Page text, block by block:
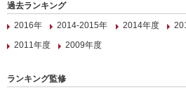
過去ランキング
2016年
2014-2015年 2014年度
2011年度
2009年度
ランキング監修